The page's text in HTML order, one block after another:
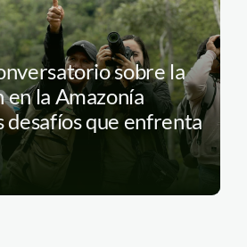
sobre la
en la Amazonía
desafíos que enfrenta